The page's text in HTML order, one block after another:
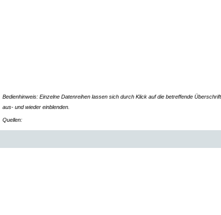
Bedienhinweis: Einzelne Datenreihen lassen sich durch Klick auf die betreffende Überschrift
aus- und wieder einblenden.
Quellen: